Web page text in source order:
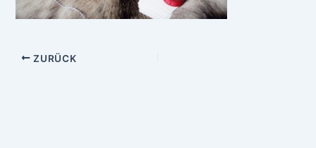
ZURÜCK